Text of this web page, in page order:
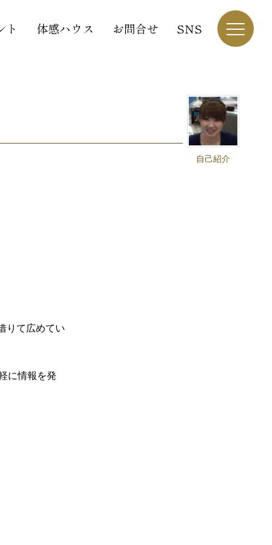
ト 体感ハウス お問合せ SNS
自己紹介
りて広めてい
に情報を発